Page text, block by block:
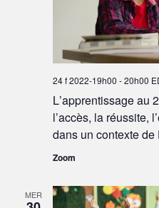
L’apprentissage au
l’accès, la réussite,
dans un contexte
24 f 2022-19h00 -20h00
Zoom
MER